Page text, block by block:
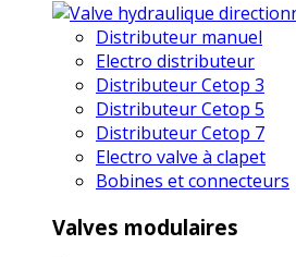
Distributeur manuel
Electro distributeur
Distributeur Cetop 3
Distributeur Cetop 5
Distributeur Cetop 7
Electro valve à clapet
Bobines et connecteurs
Valves modulaires